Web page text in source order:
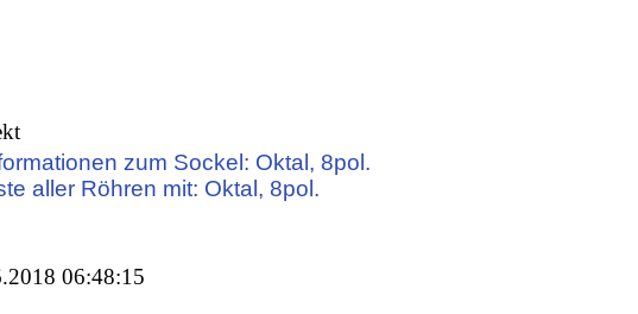
zum Sockel: Oktal, 8pol.
aller Röhren mit: Oktal, 8pol.
06:48:15